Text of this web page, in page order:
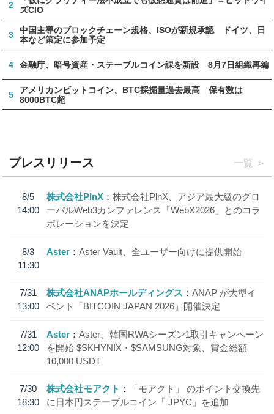
2
ズCIO
3
中国主導のブロックチェーン規格、ISOが新規承認 ドイツ、日
本など策定に参加予定
4 金融庁、暗号資産・ステーブルコイン課を新設 8月7日組織再編
5
アメリカンビットコイン、BTC採掘量過去最高 保有数は
8000BTC超
プレスリリース 一覧
8/5
14:00
株式会社PlnX
株式会社PlnX、アジア最大級のグロ
ーバルWeb3カンファレンス「WebX2026」とのコラ
ボレーションを決定
8/3
11:30
Aster Aster Vault、全ユーザー向けに提供開始
7/31
13:00
株式会社ANAPホールディングス
ANAP が大型イ
ベント「BITCOIN JAPAN 2026」開催決定
7/31
12:00
Aster
Aster、韓国RWAシーズン1取引キャンペーン
を開始 $SKHYNIX・$SAMSUNG対象、賞金総額
10,000 USDT
7/30
18:30
株式会社モアクト
「モアクト」 のポイント交換先
に日本円ステーブルコイン「 JPYC」を追加